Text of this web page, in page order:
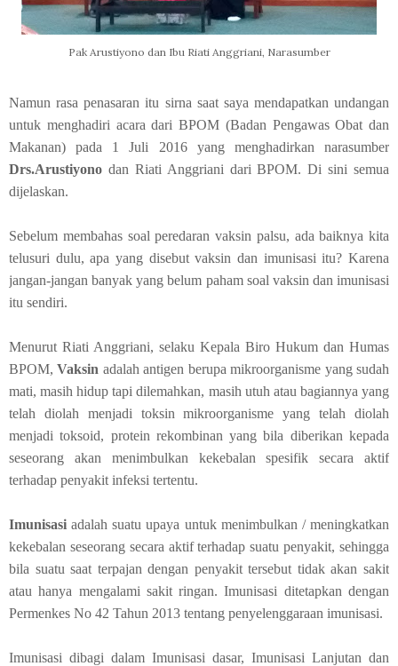
Pak Arustiyono dan Ibu Riati Anggriani, Narasumber
Namun rasa penasaran itu sirna saat saya mendapatkan undangan
untuk menghadiri acara dari BPOM (Badan Pengawas Obat dan
Makanan) pada 1 Juli 2016 yang menghadirkan narasumber
Drs.Arustiyono dan Riati Anggriani dari BPOM. Di sini semua
dijelaskan.
Sebelum membahas soal peredaran vaksin palsu, ada baiknya kita
telusuri dulu, apa yang disebut vaksin dan imunisasi itu? Karena
jangan-jangan banyak yang belum paham soal vaksin dan imunisasi
itu sendiri.
Menurut Riati Anggriani, selaku Kepala Biro Hukum dan Humas
BPOM,Vaksin adalah antigen berupa mikroorganisme yang sudah
mati, masih hidup tapi dilemahkan, masih utuh atau bagiannya yang
telah diolah menjadi toksin mikroorganisme yang telah diolah
menjadi toksoid, protein rekombinan yang bila diberikan kepada
seseorang akan menimbulkan kekebalan spesifik secara aktif
terhadap penyakit infeksi tertentu.
Imunisasi adalah suatu upaya untuk menimbulkan / meningkatkan
kekebalan seseorang secara aktif terhadap suatu penyakit, sehingga
bila suatu saat terpajan dengan penyakit tersebut tidak akan sakit
atau hanya mengalami sakit ringan. Imunisasi ditetapkan dengan
Permenkes No 42 Tahun 2013 tentang penyelenggaraan imunisasi.
Imunisasi dibagi dalam Imunisasi dasar, Imunisasi Lanjutan dan